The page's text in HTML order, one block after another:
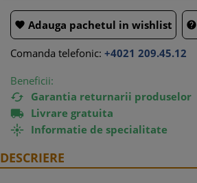
 Adauga pachetul in wishlist 
Comanda telefonic: +4021 209.45.12
Beneficii:
 Garantia returnarii produselor
 Livrare gratuita
 Informatie de specialitate
DESCRIERE